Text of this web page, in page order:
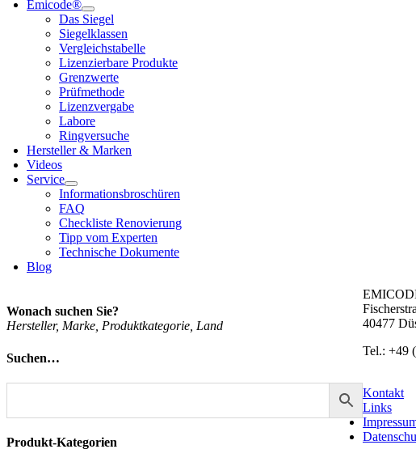
Emi­code®
Das Sie­gel
Sie­gel­klas­sen
Ver­gleichs­ta­bel­le
Lizen­zier­ba­re Pro­duk­te
Grenz­wer­te
Prüf­me­tho­de
Lizenz­ver­ga­be
Labo­re
Ring­ver­su­che
Her­stel­ler & Mar­ken
Vide­os
Ser­vice
Infor­ma­ti­ons­bro­schü­ren
FAQ
Check­lis­te Reno­vie­rung
Tipp vom Exper­ten
Tech­ni­sche Doku­men­te
Blog
Wonach suchen Sie?
Her­stel­ler, Mar­ke, Pro­dukt­ka­te­go­rie, Land
Suchen…
Produkt-Kategorien
40477
Tel.: +49
Kon­takt
Links